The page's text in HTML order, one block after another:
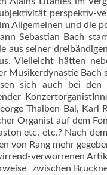
perspektiv-
Allgemeinen und die
Sebas­tian Bach
aus seiner
Vielleicht hätten
Musikerdynastie Bach
sich auch bei
Thalben-Bal, Karl
Organist auf dem
etc. etc.? Nach
von Rang mehr
verworrenen
 zwischen